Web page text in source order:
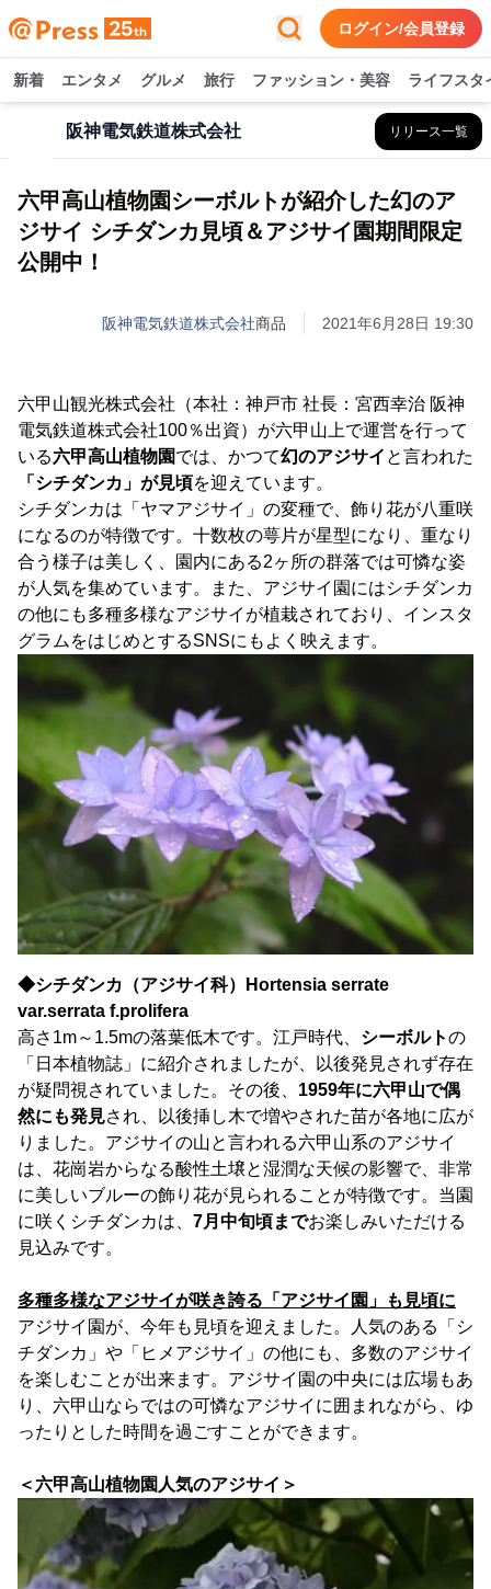
ログイン/会員登録
新着 エンタメ グルメ 旅行 ファッション・美容 ライフスタ
阪神電気鉄道株式会社 リリース一覧
六甲高山植物園シーボルトが紹介した幻のア
ジサイ シチダンカ見頃＆アジサイ園期間限定
公開中！
阪神電気鉄道株式会社商品 2021年6月28日 19:30
六甲山観光株式会社（本社：神戸市 社長：宮西幸治 阪神
電気鉄道株式会社100％出資）が六甲山上で運営を行って
いる六甲高山植物園では、かつて幻のアジサイ と言われた
「シチダンカ」が見頃を迎えています。
シチダンカは「ヤマアジサイ」の変種で、飾り花が八重咲
になるのが特徴です。十数枚の萼片が星型になり、重なり
合う様子は美しく、園内にある2ヶ所の群落では可憐な姿
が人気を集めています。また、アジサイ園にはシチダンカ
の他にも多種多様なアジサイが植栽されており、インスタ
グラムをはじめとするSNSにもよく映えます。
◆シチダンカ（アジサイ科）Hortensia serrate
var.serrata f.prolifera
高さ1m～1.5mの落葉低木です。江戸時代、 シーボルトの
「日本植物誌」に紹介されましたが、以後発見されず存在
が疑問視されていました。その後、 1959年に六甲山で偶
然にも発見され、以後挿し木で増やされた苗が各地に広が
りました。アジサイの山と言われる六甲山系のアジサイ
は、花崗岩からなる酸性土壌と湿潤な天候の影響で、非常
に美しいブルーの飾り花が見られることが特徴です。当園
に咲くシチダンカは、 7月中旬頃までお楽しみいただける
見込みです。
多種多様なアジサイが咲き誇る「アジサイ園」も見頃に
アジサイ園が、今年も見頃を迎えました。人気のある「シ
チダンカ」や「ヒメアジサイ」の他にも、多数のアジサイ
を楽しむことが出来ます。アジサイ園の中央には広場もあ
り、六甲山ならではの可憐なアジサイに囲まれながら、ゆ
ったりとした時間を過ごすことができます。
＜六甲高山植物園人気のアジサイ＞